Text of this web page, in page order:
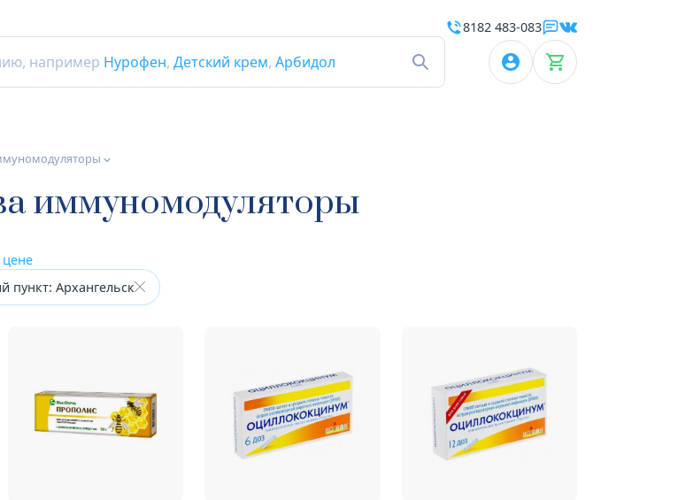
например Нурофен, Детский крем, Арбидол
8182 483-083
иммуномодуляторы
пункт: Архангельск